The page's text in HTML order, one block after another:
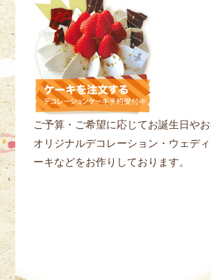
ご予算・ご希望に応じてお誕生日やお
オリジナルデコレーション・ウェデ
ーキなどをお作りしております。